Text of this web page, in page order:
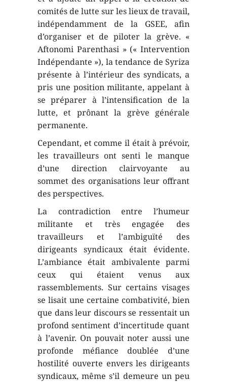
comités de lutte sur les lieux de travail,
indépendamment de la GSEE, afin
d’organiser et de piloter la grève. «
Aftonomi Parenthasi » (« Intervention
Indépendante »), la tendance de Syriza
présente à l’intérieur des syndicats, a
pris une position militante, appelant à
se préparer à l’intensification de la
lutte, et prônant la grève générale
permanente.
Cependant, et comme il était à prévoir,
les travailleurs ont senti le manque
d’une direction clairvoyante au
sommet des organisations leur offrant
des perspectives.
La contradiction entre l’humeur
militante et très engagée des
travailleurs et l’ambiguïté des
dirigeants syndicaux était évidente.
L’ambiance était ambivalente parmi
ceux qui étaient venus aux
rassemblements. Sur certains visages
se lisait une certaine combativité, bien
que dans leur discours se ressentait un
profond sentiment d’incertitude quant
à l’avenir. On pouvait noter aussi une
profonde méfiance doublée d’une
hostilité ouverte envers les dirigeants
syndicaux, même s’il demeure un peu